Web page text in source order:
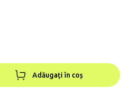
Adăugați în coș